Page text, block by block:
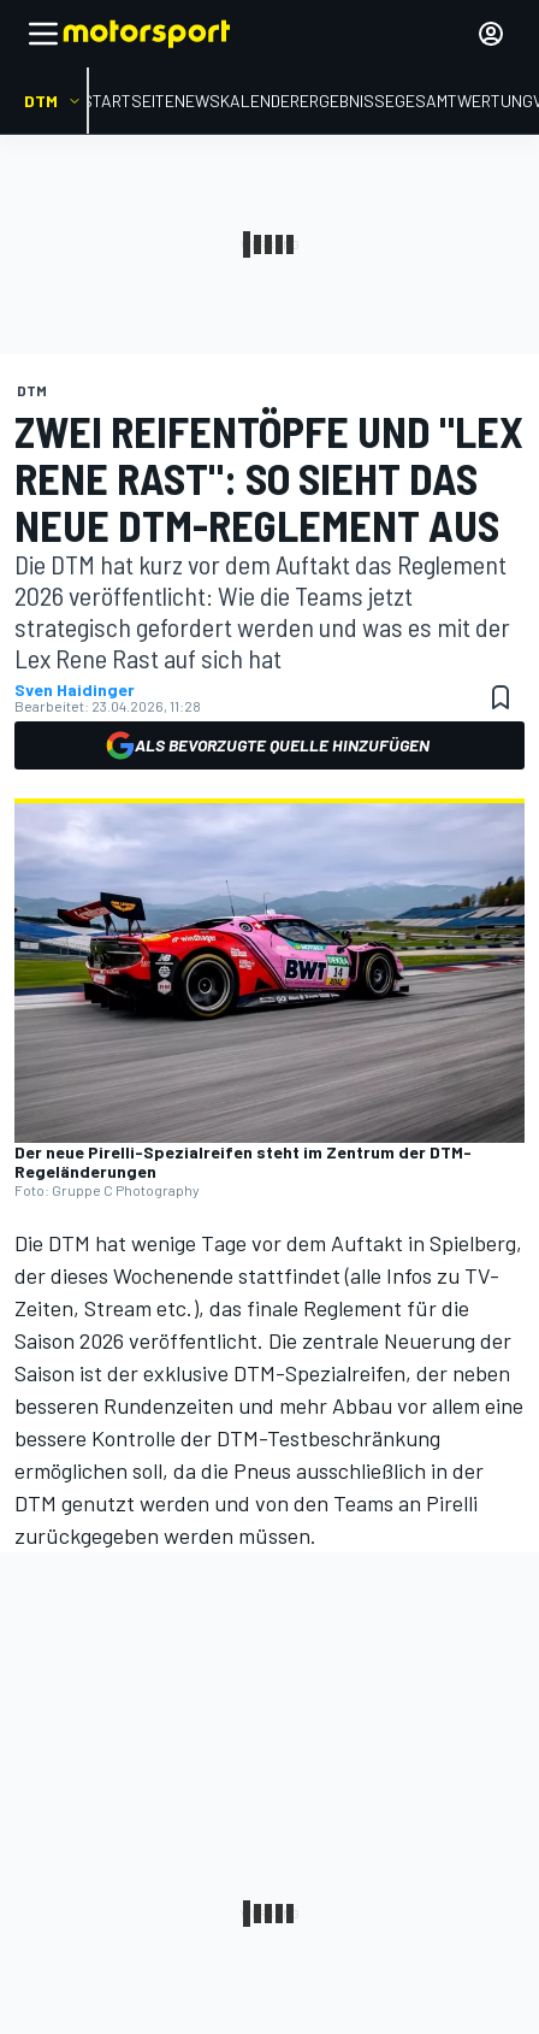
DTM STARTSEITENEWSKALENDERERGEBNISSEGESAMTWERTUNG
DTM
ZWEI REIFENTÖPFE UND "LEX
RENE RAST": SO SIEHT DAS
NEUE DTM-REGLEMENT AUS
Die DTM hat kurz vor dem Auftakt das Reglement
2026 veröffentlicht: Wie die Teams jetzt
strategisch gefordert werden und was es mit der
Lex Rene Rast auf sich hat
Sven Haidinger
Bearbeitet: 23.04.2026, 11:28
ALS BEVORZUGTE QUELLE HINZUFÜGEN
Der neue Pirelli-Spezialreifen steht im Zentrum der DTM-
Regeländerungen
Foto: Gruppe C Photography
Die DTM hat wenige Tage vor dem Auftakt in Spielberg,
der dieses Wochenende stattfindet (alle Infos zu TV-
Zeiten, Stream etc.), das finale Reglement für die
Saison 2026 veröffentlicht. Die zentrale Neuerung der
Saison ist der exklusive DTM-Spezialreifen, der neben
besseren Rundenzeiten und mehr Abbau vor allem eine
bessere Kontrolle der DTM-Testbeschränkung
ermöglichen soll, da die Pneus ausschließlich in der
DTM genutzt werden und von den Teams an Pirelli
zurückgegeben werden müssen.